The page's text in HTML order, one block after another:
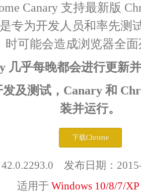
Canary 支持最新版
专为开发人员和率先测
时可能会造成浏览器全
几乎每晚都会进行更新
及测试，Canary 和
装并运行。
下载Chrome
42.0.2293.0 发布日期：
适用于 Windows 10/8/7/